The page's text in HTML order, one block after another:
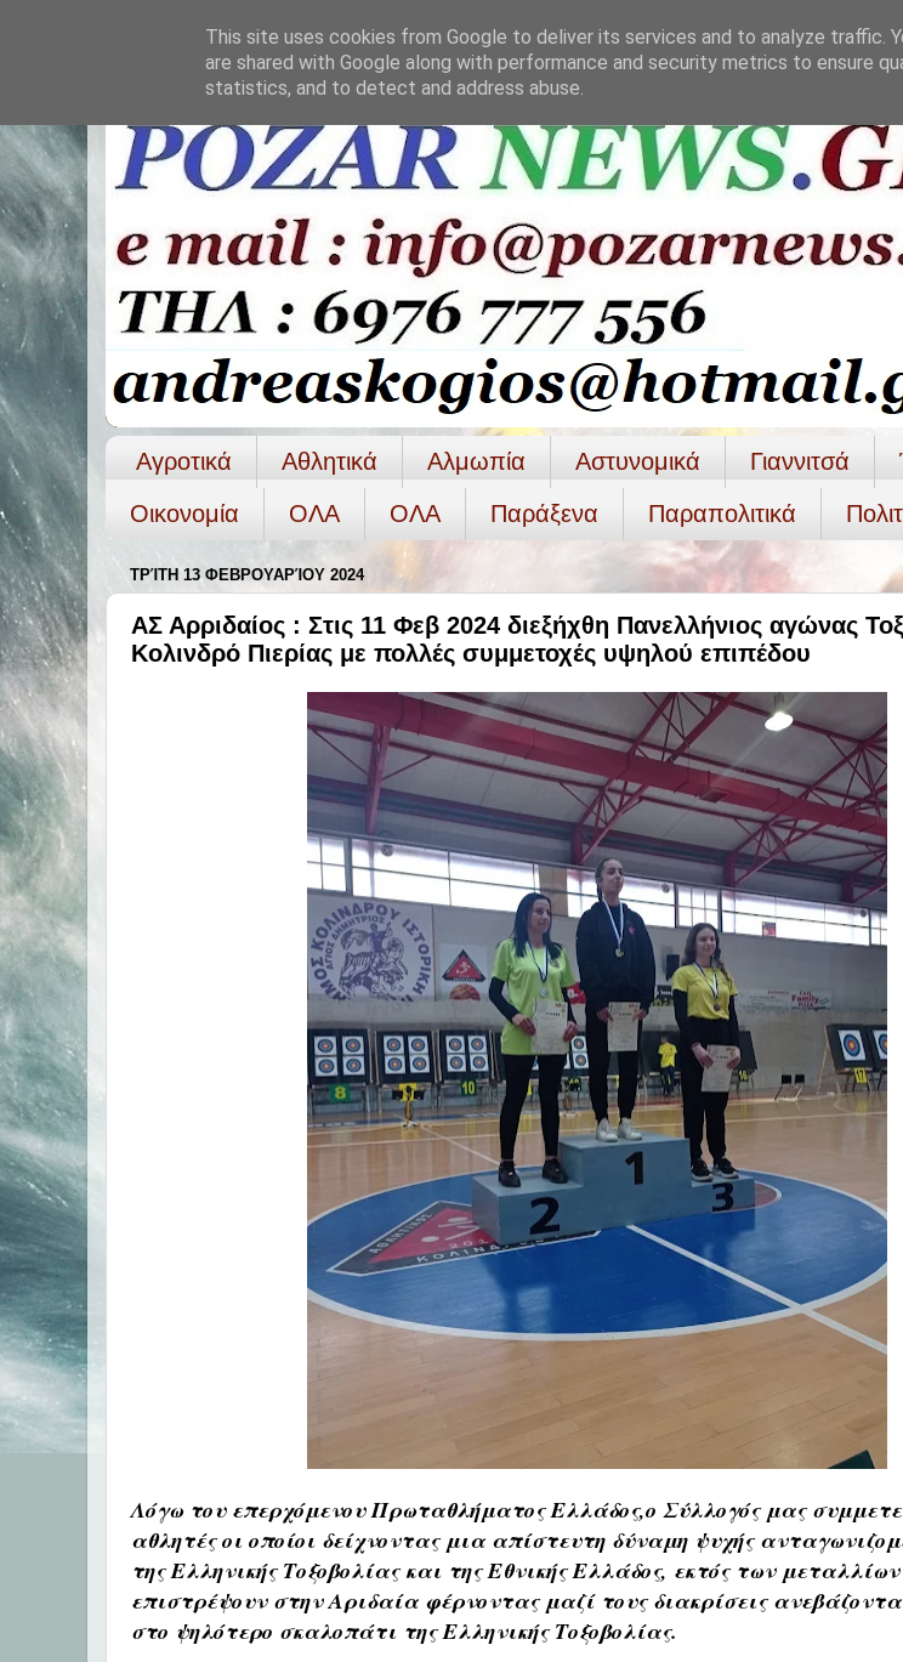
Αγροτικά Αθλητικά Αλμωπία Αστυνομικά Γιαννιτσά
Οικονομία
ΟΛΑ ΟΛA Παράξενα Παραπολιτικά
ΤΡΊΤΗ 13 ΦΕΒΡΟΥΑΡΊΟΥ 2024
ΑΣ Αρριδαίος : Στις 11 Φεβ 2024 διεξήχθη Πανελλήνιος αγώνας
Κολινδρό Πιερίας με πολλές συμμετοχές υψηλού επιπέδου
Λόγω του επερχόμενου Πρωταθλήματος Ελλάδος,ο Σύλλογός μας
αθλητές οι οποίοι δείχνοντας μια απίστευτη δύναμη ψυχής
της Ελληνικής Τοξοβολίας και της Εθνικής Ελλάδος, εκτός των
επιστρέψουν στην Αριδαία φέρνοντας μαζί τους διακρίσεις
στο ψηλότερο σκαλοπάτι της Ελληνικής Τοξοβολίας.
This site uses cookies from Google to deliver its services and to analyze traffic.
are shared with Google along with performance and security metrics to ensure
statistics, and to detect and address abuse.